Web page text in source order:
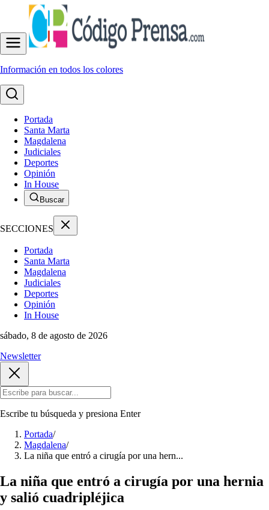
Información en todos los colores
Portada
Santa Marta
Magdalena
Judiciales
Deportes
Opinión
In House
Buscar
SECCIONES
Portada
Santa Marta
Magdalena
Judiciales
Deportes
Opinión
In House
sábado, 8 de agosto de 2026
Newsletter
Escribe tu búsqueda y presiona Enter
Portada/
Magdalena/
La niña que entró a cirugía por una hern...
La niña que entró a cirugía por una hernia
y salió cuadripléjica